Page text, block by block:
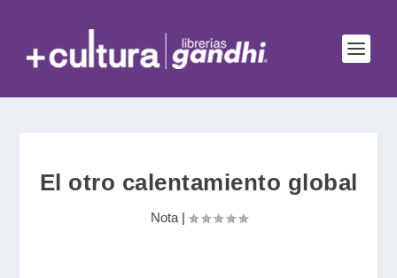
El otro calentamiento global
Nota|